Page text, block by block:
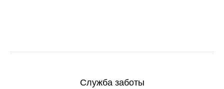
Служба заботы